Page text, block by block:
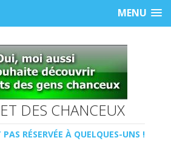
MENU
DES CHANCEUX
RÉSERVÉE À QUELQUES-UNS !